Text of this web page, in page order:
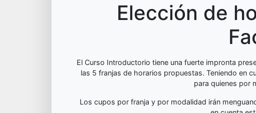
Elección de
El Curso Introductorio tiene una fuerte impronta
las 5 franjas de horarios propuestas. Teniendo en
para quienes por
Los cupos por franja y por modalidad irán